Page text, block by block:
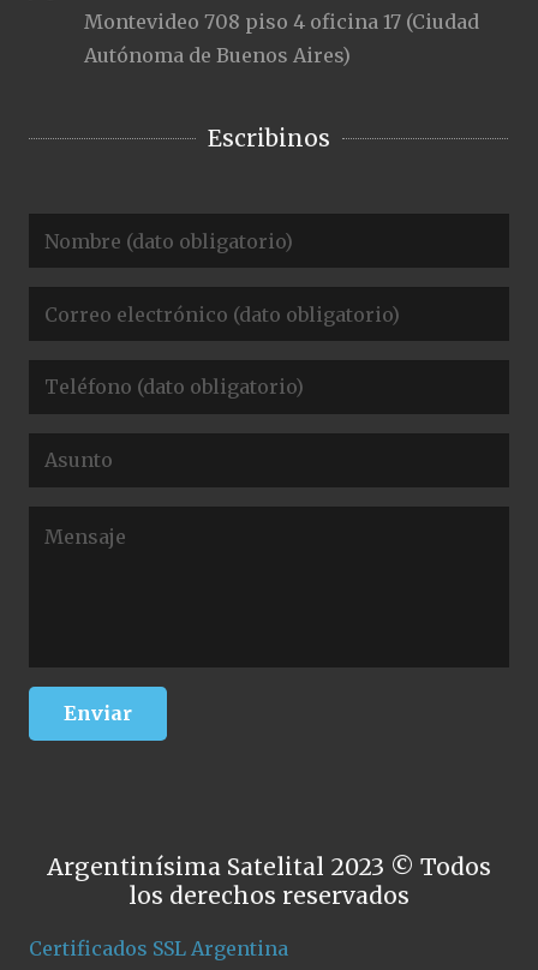
Montevideo 708 piso 4 oficina 17 (Ciudad
Autónoma de Buenos Aires)
Escribinos
Argentinísima Satelital 2023 © Todos
los derechos reservados
Certificados SSL Argentina